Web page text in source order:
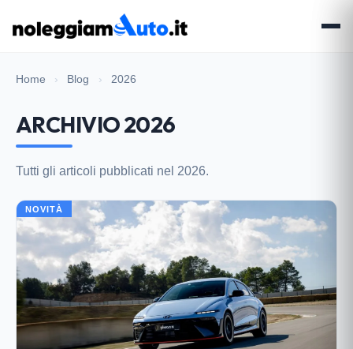
Home › Blog › 2026
ARCHIVIO 2026
Tutti gli articoli pubblicati nel 2026.
NOVITÀ